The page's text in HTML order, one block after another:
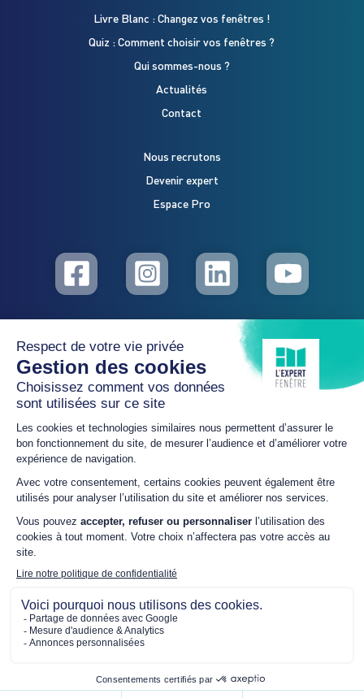
Livre Blanc : Changez vos fenêtres !
Quiz : Comment choisir vos fenêtres ?
Qui sommes-nous ?
Actualités
Contact
Nous recrutons
Devenir expert
Espace Pro
Plan du site
Politique de confidentialité
Mon consentement